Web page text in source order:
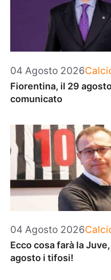
04 Agosto 2026
Fiorentina, il 29
comunicato
04 Agosto 2026
Ecco cosa farà la
agosto i tifosi!